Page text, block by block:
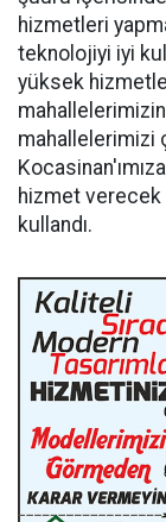
hizmetleri
teknolojiyi iyi
yüksek
mahallelerimizi
hizmet
kullandı.